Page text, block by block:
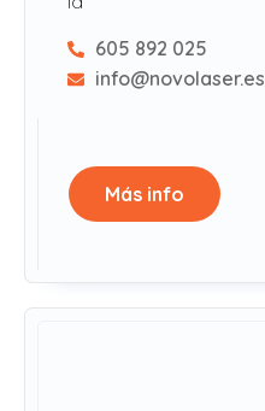
605 892 025
info@novolaser.es
Más info